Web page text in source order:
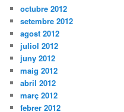
octubre 2012
setembre 2012
agost 2012
juliol 2012
juny 2012
maig 2012
abril 2012
març 2012
febrer 2012